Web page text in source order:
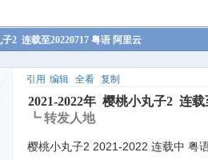
2 连载至20220717 粤语 阿里云
引用 编辑 全看 复制
2021-2022年 樱桃小丸子2 连载
┗ 转发人地
樱桃小丸子2 2021-2022 连载中 粤